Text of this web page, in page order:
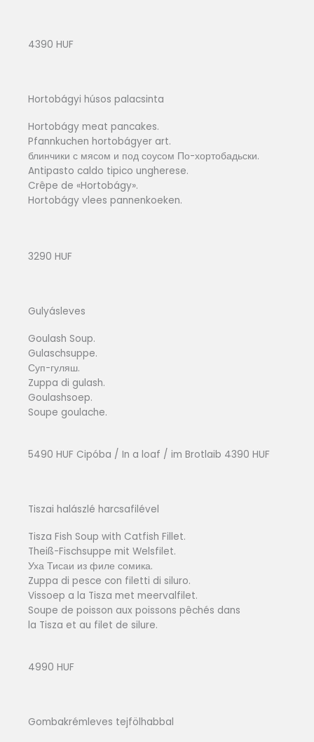
4390 HUF
Hortobágyi húsos palacsinta
Hortobágy meat pancakes.
Pfannkuchen hortobágyer art.
блинчики с мясом и под соусом По-хортобадьски.
Antipasto caldo tipico ungherese.
Crêpe de «Hortobágy».
Hortobágy vlees pannenkoeken.
3290 HUF
Gulyásleves
Goulash Soup.
Gulaschsuppe.
Суп-гуляш.
Zuppa di gulash.
Goulashsoep.
Soupe goulache.
5490 HUF Cipóba / In a loaf / im Brotlaib 4390 HUF
Tiszai halászlé harcsafilével
Tisza Fish Soup with Catfish Fillet.
Theiß-Fischsuppe mit Welsfilet.
Уха Тисаи из филе сомика.
Zuppa di pesce con filetti di siluro.
Vissoep a la Tisza met meervalfilet.
Soupe de poisson aux poissons pêchés dans
la Tisza et au filet de silure.
4990 HUF
Gombakrémleves tejfölhabbal